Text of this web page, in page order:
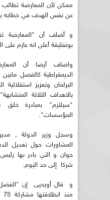
ممكن لأن المعارضة تطالب
عن نفس الهدف في خطابه
و أضاف أن "المعارضة
بوتفليقة أعلن انه عازم
واضاف أيضا أن
الديمقراطية كالفصل
البرلمان وتعزيز
بالاهداف الثلاثة
"سيلتزم" بمبادرة
المؤسسات".
وسجل وزير الدولة ,
المشاورات حول تعديل
شركا إلى حد اليوم.
و قال أويحيى إن